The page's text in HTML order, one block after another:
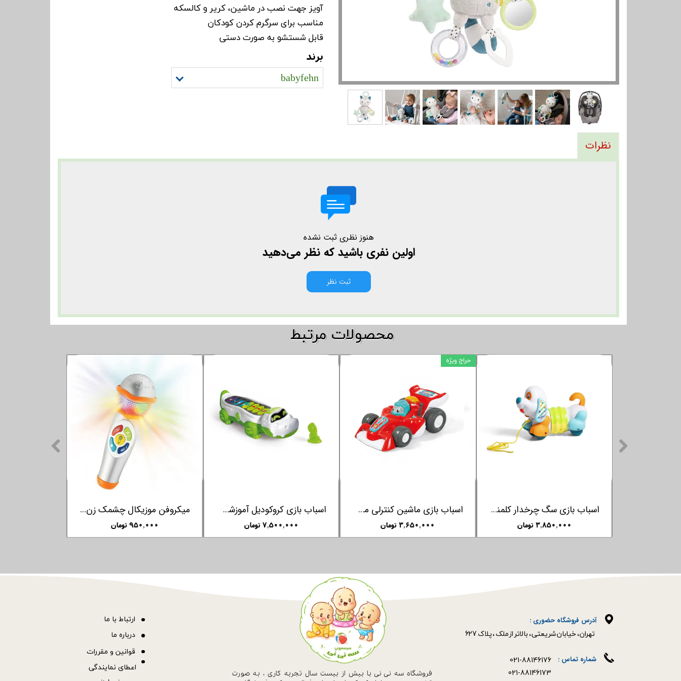
آویز جهت نصب در ماشین، کریر و کالسکه
مناسب برای سرگرم کردن کودکان
قابل شستشو به صورت دستی
برند
babyfehn
نظرات
هنوز نظری ثبت نشده
اولین نفری باشید که نظر می‌دهید
ثبت نظر
اسباب بازی سگ چرخدار کلمنتونی Clementoni اسباب بازی پونی چرخدار کلمنتونی Clementoni اسباب بازی درخت جادویی کلمنتونی Clementoni اسباب بازی بسکتبال با طرح سگ کلمنتونی Clementoni
​​محصولات مرتبط
021-88146176
آدرس فروشگاه حضوری :
​​​​​​​تهران ، خیابان شریعتی ، بالاتر از ملک ، پلاک 627​​​​​​​
قوانین و مقررات
ارتباط با ما
درباره ما
اعطای نمایندگی
فروشگاه سه نی نی با بیش از بیست سال تجربه کاری ، به صورت
شماره تماس :